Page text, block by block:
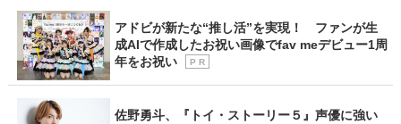
アドビが新たな“推し活”を実現！ ファンが生
成AIで作成したお祝い画像でfav meデビュー1周
年をお祝い
P R
佐野勇斗、『トイ・ストーリー５』声優に強い